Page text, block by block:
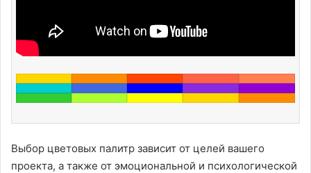
Выбор цветовых палитр зависит от целей вашего
проекта, а также от эмоциональной и психологической